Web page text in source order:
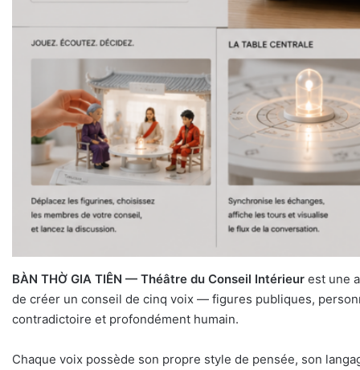
BÀN THỜ GIA TIÊN — Théâtre du Conseil Intérieur est une
de créer un conseil de cinq voix — figures publiques,
contradictoire et profondément humain.
Chaque voix possède son propre style de pensée, son